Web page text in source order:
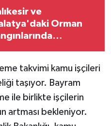
ve
Orman
takvimi kamu işçileri
taşıyor. Bayram
ile birlikte işçilerin
artması bekleniyor.